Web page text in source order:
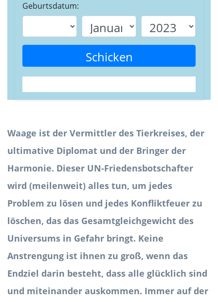
Geburtsdatum:
Schicken
Waage ist der Vermittler des Tierkreises, der
ultimative Diplomat und der Bringer der
Harmonie. Dieser UN-Friedensbotschafter
wird (meilenweit) alles tun, um jedes
Problem zu lösen und jedes Konfliktfeuer zu
löschen, das das Gesamtgleichgewicht des
Universums in Gefahr bringt. Keine
Anstrengung ist ihnen zu groß, wenn das
Endziel darin besteht, dass alle glücklich sind
und miteinander auskommen. Immer auf der